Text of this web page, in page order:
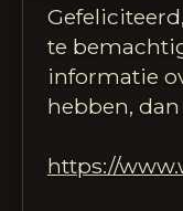
te
informatie
hebben,
https://